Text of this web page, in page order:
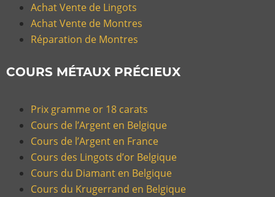
Achat Vente de Lingots
Achat Vente de Montres
Réparation de Montres
COURS MÉTAUX PRÉCIEUX
Prix gramme or 18 carats
Cours de l’Argent en Belgique
Cours de l’Argent en France
Cours des Lingots d’or Belgique
Cours du Diamant en Belgique
Cours du Krugerrand en Belgique